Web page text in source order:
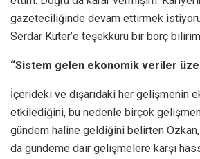
gazeteciliğinde devam ettirmek
Serdar Kuter’e teşekkürü bir borç
“Sistem gelen ekonomik veriler
İçerideki ve dışarıdaki her gelişmenin
etkilediğini, bu nedenle birçok
gündem haline geldiğini belirten
da gündeme dair gelişmelere karşı